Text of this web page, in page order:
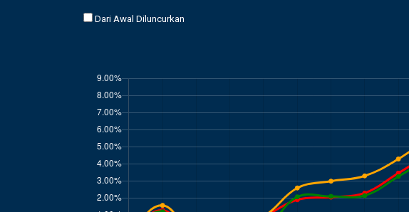
Dari Awal Diluncurkan